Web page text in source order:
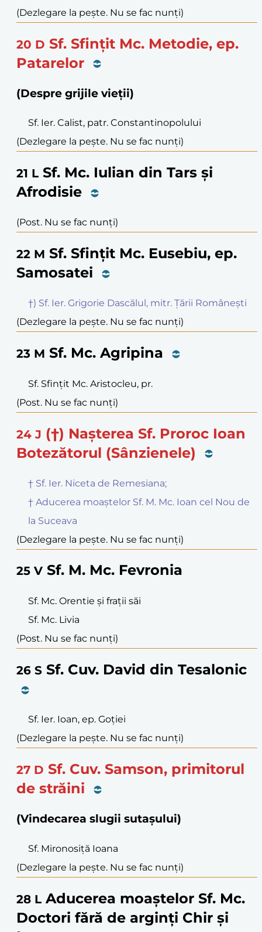
(Dezlegare la pește. Nu se fac nunți)
20 D Sf. Sfințit Mc. Metodie, ep.
Patarelor
(Despre grijile vieții)
Sf. Ier. Calist, patr. Constantinopolului
(Dezlegare la pește. Nu se fac nunți)
21 L Sf. Mc. Iulian din Tars și
Afrodisie
(Post. Nu se fac nunți)
22 M Sf. Sfințit Mc. Eusebiu, ep.
Samosatei
†) Sf. Ier. Grigorie Dascălul, mitr. Țării Românești
(Dezlegare la pește. Nu se fac nunți)
23 M Sf. Mc. Agripina
Sf. Sfințit Mc. Aristocleu, pr.
(Post. Nu se fac nunți)
24 J (†) Nașterea Sf. Proroc Ioan
Botezătorul (Sânzienele)
† Sf. Ier. Niceta de Remesiana;
† Aducerea moaștelor Sf. M. Mc. Ioan cel Nou de
la Suceava
(Dezlegare la pește. Nu se fac nunți)
25 V Sf. M. Mc. Fevronia
Sf. Mc. Orentie și frații săi
Sf. Mc. Livia
(Post. Nu se fac nunți)
26 S Sf. Cuv. David din Tesalonic
Sf. Ier. Ioan, ep. Goției
(Dezlegare la pește. Nu se fac nunți)
27 D Sf. Cuv. Samson, primitorul
de străini
(Vindecarea slugii sutașului)
Sf. Mironosiță Ioana
(Dezlegare la pește. Nu se fac nunți)
28 L Aducerea moaștelor Sf. Mc.
Doctori fără de arginți Chir și